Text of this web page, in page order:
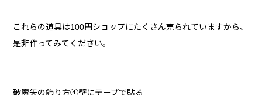
これらの道具は100円ショップにたくさん売られていますから、
是非作ってみてください。
破魔矢の飾り方④壁にテープで貼る